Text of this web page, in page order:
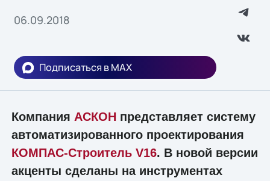
06.09.2018
Подписаться в MAX
Компания АСКОН представляет систему
автоматизированного проектирования
КОМПАС-Строитель V16. В новой версии
акценты сделаны на инструментах